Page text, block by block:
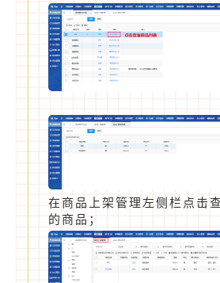
在商品上架管理左侧栏点击
的商品；